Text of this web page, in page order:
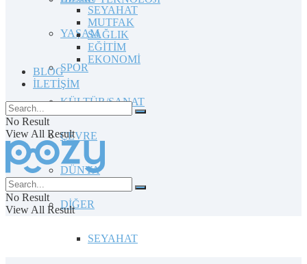
YAŞAM
SPOR
KÜLTÜR/SANAT
ÇEVRE
DÜNYA
DİĞER
SEYAHAT
SEYAHAT
MUTFAK
SAĞLIK
EĞİTİM
EKONOMİ
BLOG
İLETİŞİM
No Result
View All Result
No Result
View All Result